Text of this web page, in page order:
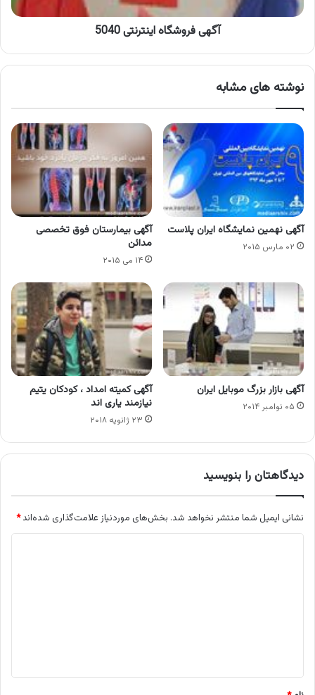
آگهی فروشگاه اینترنتی 5040
نوشته های مشابه
آگهی نهمین نمایشگاه ایران پلاست
۰۲ مارس ۲۰۱۵
آگهی بیمارستان فوق تخصصی
مدائن
۱۴ می ۲۰۱۵
آگهی بازار بزرگ موبایل ایران
۰۵ نوامبر ۲۰۱۴
آگهی کمیته امداد ، کودکان یتیم
نیازمند یاری اند
۲۳ ژانویه ۲۰۱۸
دیدگاهتان را بنویسید
نشانی ایمیل شما منتشر نخواهد شد. بخش‌های موردنیاز علامت‌گذاری شده‌اند*